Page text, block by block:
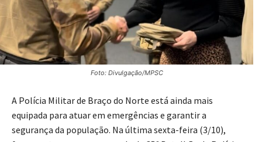
Foto: Divulgação/MPSC
A Polícia Militar de Braço do Norte está ainda mais
equipada para atuar em emergências e garantir a
segurança da população. Na última sexta-feira (3/10),